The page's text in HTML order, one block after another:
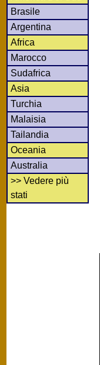
Brasile
Argentina
Africa
Marocco
Sudafrica
Asia
Turchia
Malaisia
Tailandia
Oceania
Australia
>> Vedere più
stati